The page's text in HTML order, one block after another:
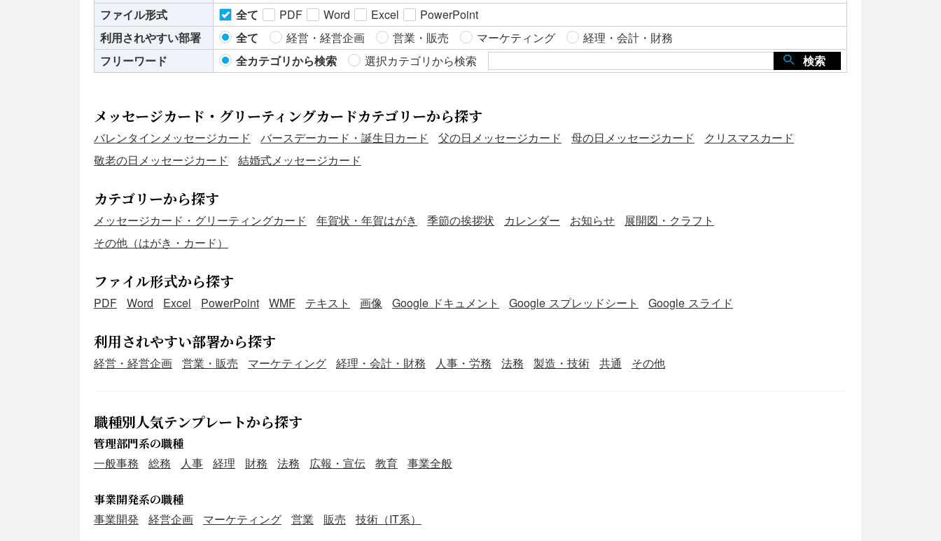
ファイル形式
全て PDF Word Excel
PowerPoint
利用されやすい部署
全て 経営・経営企画 営業・販売 マーケティング
経理・会計・財務
フリーワード
全カテゴリから検索 選択カテゴリから検索 検索
メッセージカード・グリーティングカードカテゴリーから探す
バレンタインメッセージカード バースデーカード・誕生日カード 父の日メッセージカード 母の日メッセージカード
クリスマスカード
敬老の日メッセージカード
結婚式メッセージカード
カテゴリーから探す
メッセージカード・グリーティングカード 年賀状・年賀はがき 季節の挨拶状 カレンダー お知らせ
展開図・クラフト
その他（はがき・カード）
ファイル形式から探す
PDF Word Excel PowerPoint WMF テキスト 画像 Google ドキュメント Google スプレッドシート Google スライド
利用されやすい部署から探す
経営・経営企画 営業・販売 マーケティング 経理・会計・財務 人事・労務 法務 製造・技術 共通 その他
職種別人気テンプレートから探す
管理部門系の職種
一般事務
総務 人事 経理 財務 法務 広報・宣伝 教育 事業全般
事業開発系の職種
事業開発
経営企画 マーケティング 営業 販売 技術（IT系）